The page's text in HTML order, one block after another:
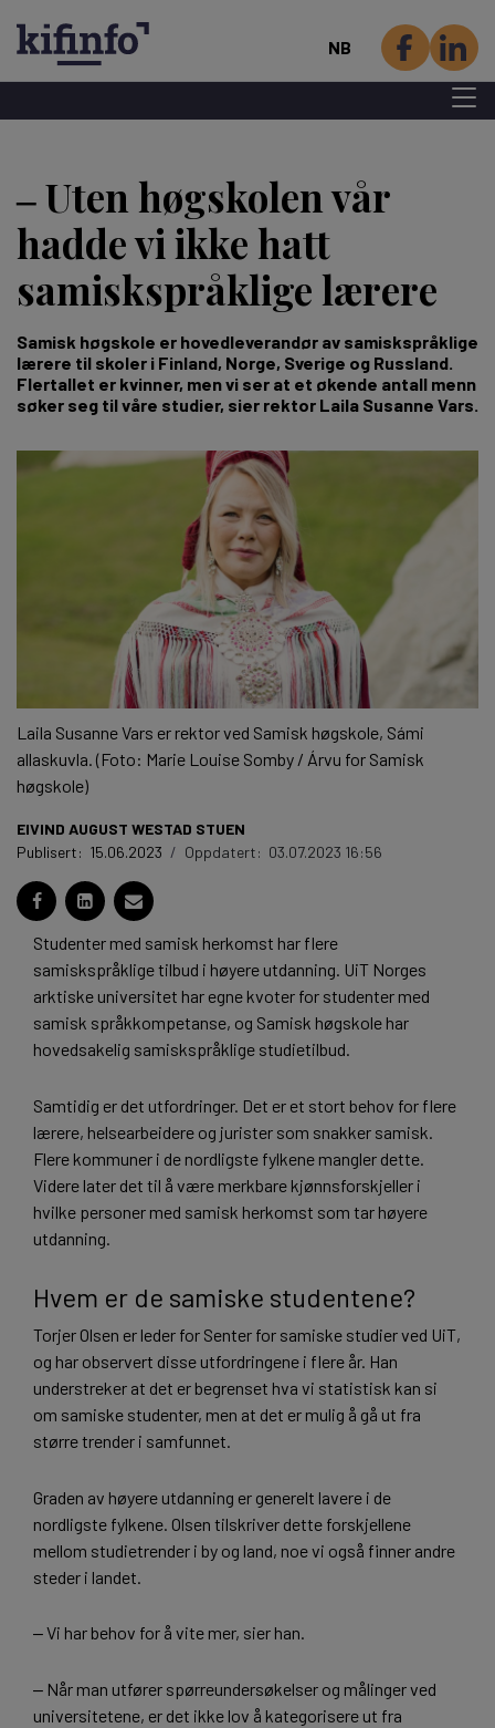
hovedinnhold
NB
Menu
‒ Uten høgskolen vår
hadde vi ikke hatt
samiskspråklige lærere
Samisk høgskole er hovedleverandør av samiskspråklige
lærere til skoler i Finland, Norge, Sverige og Russland.
Flertallet er kvinner, men vi ser at et økende antall menn
søker seg til våre studier, sier rektor Laila Susanne Vars.
Laila Susanne Vars er rektor ved Samisk høgskole, Sámi
allaskuvla. (Foto: Marie Louise Somby / Árvu for Samisk
høgskole)
EIVIND AUGUST WESTAD STUEN
Publisert: 15.06.2023 / Oppdatert: 03.07.2023 16:56
Studenter med samisk herkomst har flere
samiskspråklige tilbud i høyere utdanning. UiT Norges
arktiske universitet har egne kvoter for studenter med
samisk språkkompetanse, og Samisk høgskole har
hovedsakelig samiskspråklige studietilbud.
Samtidig er det utfordringer. Det er et stort behov for flere
lærere, helsearbeidere og jurister som snakker samisk.
Flere kommuner i de nordligste fylkene mangler dette.
Videre later det til å være merkbare kjønnsforskjeller i
hvilke personer med samisk herkomst som tar høyere
utdanning.
Hvem er de samiske studentene?
Torjer Olsen er leder for Senter for samiske studier ved UiT,
og har observert disse utfordringene i flere år. Han
understreker at det er begrenset hva vi statistisk kan si
om samiske studenter, men at det er mulig å gå ut fra
større trender i samfunnet.
Graden av høyere utdanning er generelt lavere i de
nordligste fylkene. Olsen tilskriver dette forskjellene
mellom studietrender i by og land, noe vi også finner andre
steder i landet.
‒ Vi har behov for å vite mer, sier han.
‒ Når man utfører spørreundersøkelser og målinger ved
universitetene, er det ikke lov å kategorisere ut fra